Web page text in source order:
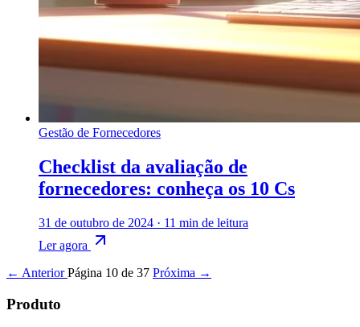
Gestão de Fornecedores
Checklist da avaliação de
fornecedores: conheça os 10 Cs
31 de outubro de 2024 · 11 min de leitura
Ler agora
← AnteriorPágina 10 de 37 Próxima →
Produto